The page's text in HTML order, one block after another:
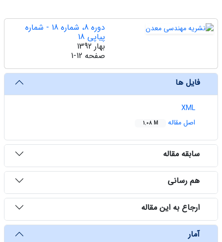
دوره 8، شماره 18 - شماره
پیاپی 18
بهار 1392
صفحه 1-12
فایل ها
XML
اصل مقاله
1.08 M
سابقه مقاله
هم رسانی
ارجاع به این مقاله
آمار